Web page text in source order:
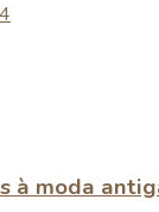
à moda